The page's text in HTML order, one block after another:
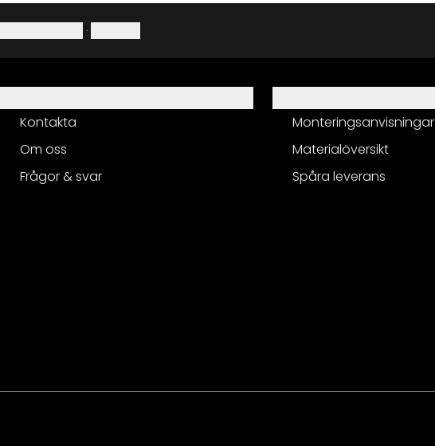
·
Kontakta
Om oss
Frågor & svar
Monteringsanvisningar
Materialöversikt
Spåra leverans